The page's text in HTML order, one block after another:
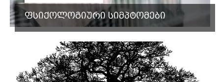
ფსიქოლოგიური სიმპტომები